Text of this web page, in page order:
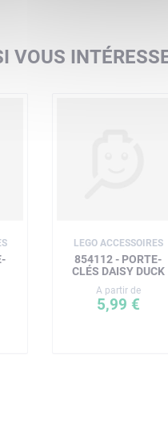
VOUS
LEGO ACCESSOIRES
854112 - PORTE-
CLÉS DAISY DUCK
A partir de
5,99 €